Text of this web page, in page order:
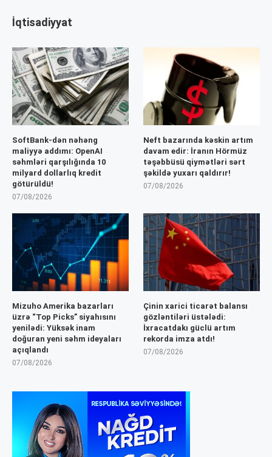
İqtisadiyyat
SoftBank-dən nəhəng
maliyyə addımı: OpenAI
səhmləri qarşılığında 10
milyard dollarlıq kredit
götürüldü!
07/08/2026
Neft bazarında kəskin artım
davam edir: İranın Hörmüz
təşəbbüsü qiymətləri sərt
şəkildə yuxarı qaldırır!
07/08/2026
Mizuho Amerika bazarları
üzrə “Top Picks” siyahısını
yenilədi: Yüksək inam
doğuran yeni səhm ideyaları
açıqlandı
07/08/2026
Çinin xarici ticarət balansı
gözləntiləri üstələdi:
İxracatdakı güclü artım
rekorda imza atdı!
07/08/2026